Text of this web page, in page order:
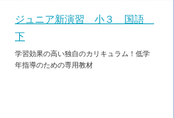
ジュニア新演習 小３ 国語
下
学習効果の高い独自のカリキュラム！低学
年指導のための専用教材